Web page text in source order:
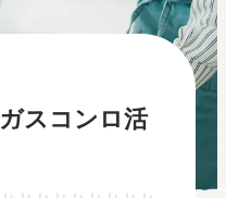
スコンロ活